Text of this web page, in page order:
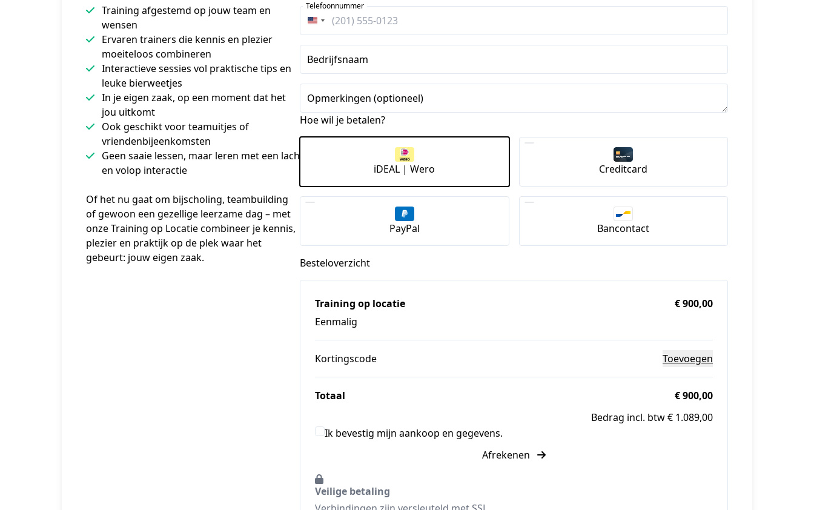
Training afgestemd op jouw team en
wensen
Ervaren trainers die kennis en plezier
moeiteloos combineren
Interactieve sessies vol praktische tips en
leuke bierweetjes
In je eigen zaak, op een moment dat het
jou uitkomt
Ook geschikt voor teamuitjes of
vriendenbijeenkomsten
Geen saaie lessen, maar leren met een lach
en volop interactie
Of het nu gaat om bijscholing, teambuilding
of gewoon een gezellige leerzame dag – met
onze Training op Locatie combineer je kennis,
plezier en praktijk op de plek waar het
gebeurt: jouw eigen zaak.
Verenigde
Staten
+1
Telefoonnummer
Bedrijfsnaam
Opmerkingen (optioneel)
Hoe wil je betalen?
iDEAL | Wero Creditcard
PayPal Bancontact
Besteloverzicht
Training op locatie
Eenmalig
€ 900,00
Kortingscode Toevoegen
Totaal
€ 900,00
Bedrag incl. btw € 1.089,00
Ik bevestig mijn aankoop en gegevens.
Afrekenen
Veilige betaling